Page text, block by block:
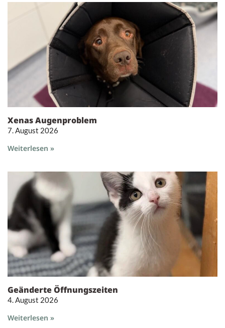
Xenas Augenproblem
7. August 2026
Weiterlesen »
Geänderte Öffnungszeiten
4. August 2026
Weiterlesen »